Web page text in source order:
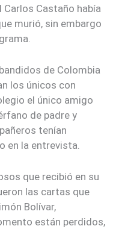
Castaño había
murió, sin embargo
de Colombia
los únicos con
el único amigo
de padre y
tenían
en la entrevista.
que recibió en su
las cartas que
Bolívar,
están perdidos,